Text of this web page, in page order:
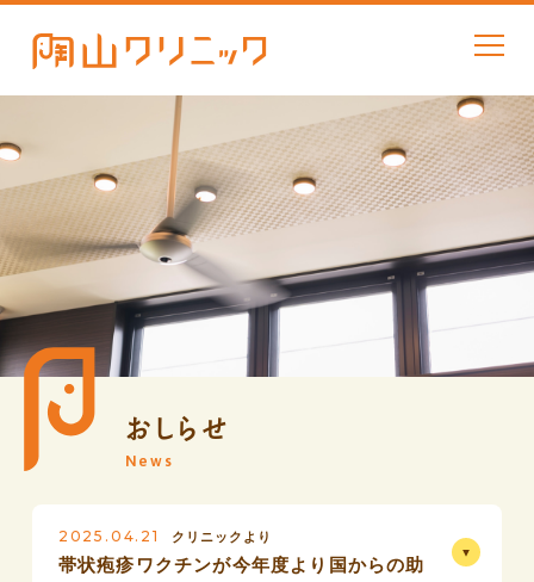
おしらせ
News
2025.04.21 クリニックより
帯状疱疹ワクチンが今年度より国からの助